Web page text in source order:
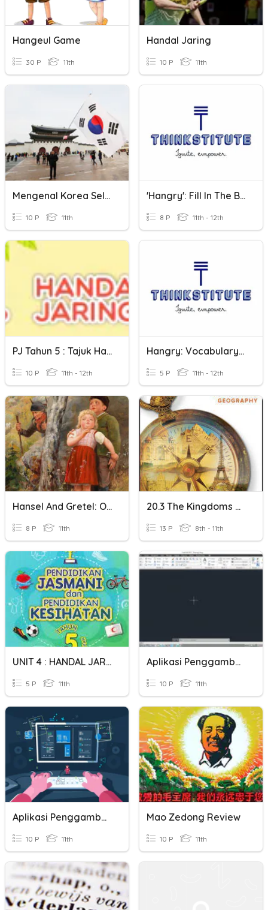
Hangeul Game
30 P 11th
Handal Jaring
10 P 11th
Mengenal Korea Selatan
10 P 11th
'Hangry': Fill In The Blanks
8 P 11th - 12th
PJ Tahun 5 : Tajuk Handal Jaring
10 P 11th - 12th
Hangry: Vocabulary Cloze
5 P 11th - 12th
Hansel And Gretel: Origins And Variations Quiz
8 P 11th
20.3 The Kingdoms Of Korea And Southeast Asia
13 P 8th - 11th
UNIT 4 : HANDAL JARING
5 P 11th
Aplikasi Penggambaran 2D
10 P 11th
Aplikasi Penggambaran 2D
10 P 11th
Mao Zedong Review
10 P 11th